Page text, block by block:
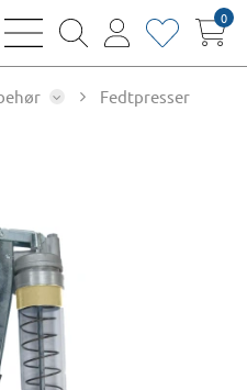
bars
magnifying
user
heart0
Fedtpresser